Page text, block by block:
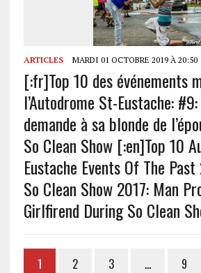
ARTICLES MARDI 01 OCTOBRE 2019 À 20:50
[:fr]Top 10 des événements
l’Autodrome St-Eustache:
demande à sa blonde de
So Clean Show [:en]Top 10
Eustache Events Of The
So Clean Show 2017: Man
Girlfirend During So Clean
1 2 3 … 9